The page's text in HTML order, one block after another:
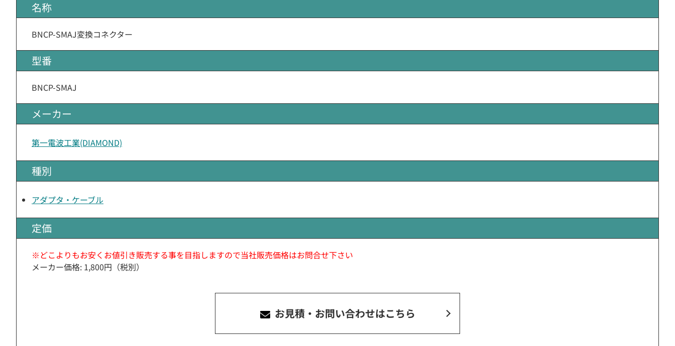
名称
BNCP-SMAJ変換コネクター
型番
BNCP-SMAJ
メーカー
第一電波工業(DIAMOND)
種別
アダプタ・ケーブル
定価
※どこよりもお安くお値引き販売する事を目指しますので当社販売価格はお問合せ下さい
メーカー価格: 1,800円（税別）
お見積・お問い合わせはこちら